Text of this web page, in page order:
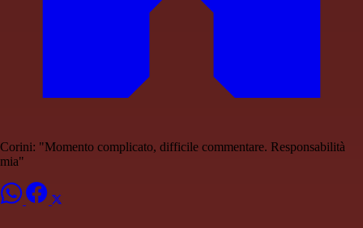
Corini: "Momento complicato, difficile commentare. Responsabilità
mia"